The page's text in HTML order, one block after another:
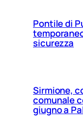
Pontile di
sicurezza
Sirmione,
comunale
giugno a